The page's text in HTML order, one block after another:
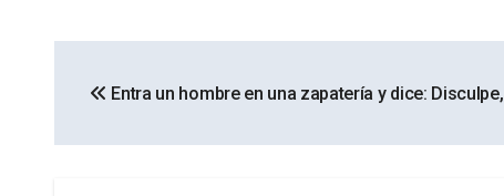
de
entradas
Entra un hombre en una zapatería y dice: Disculpe,